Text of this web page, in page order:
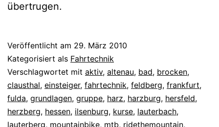
übertrugen.
Veröffentlicht am 29. März 2010
Kategorisiert als Fahrtechnik
Verschlagwortet mit aktiv, altenau, bad, brocken,
clausthal, einsteiger, fahrtechnik, feldberg, frankfurt,
fulda, grundlagen, gruppe, harz, harzburg, hersfeld,
herzberg, hessen, ilsenburg, kurse, lauterbach,
lauterberg, mountainbike, mtb, ridethemountain,